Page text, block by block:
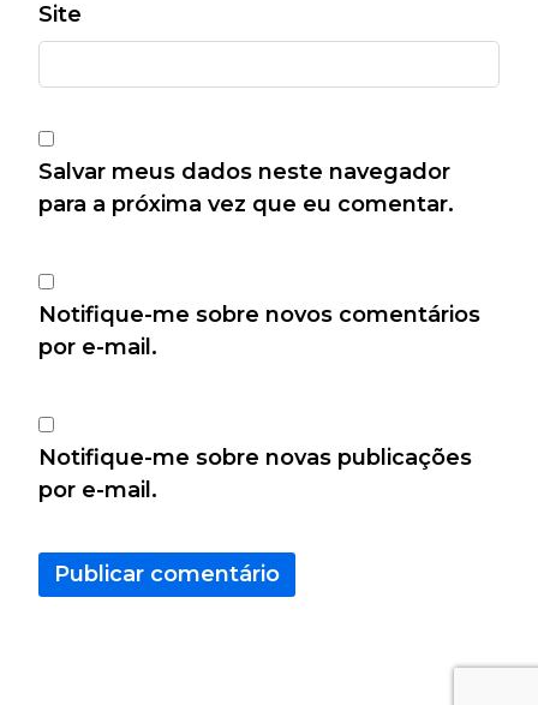
Site
Salvar meus dados neste navegador
para a próxima vez que eu comentar.
Notifique-me sobre novos comentários
por e-mail.
Notifique-me sobre novas publicações
por e-mail.